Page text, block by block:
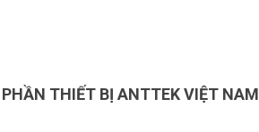
PHẦN THIẾT BỊ ANTTEK VIỆT NAM